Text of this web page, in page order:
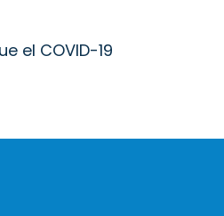
el COVID-19